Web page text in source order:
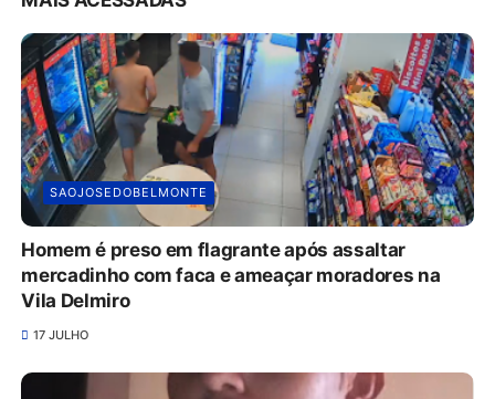
SAOJOSEDOBELMONTE
Homem é preso em flagrante após assaltar
mercadinho com faca e ameaçar moradores na
Vila Delmiro
17 JULHO